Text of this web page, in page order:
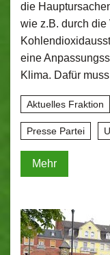
die
wie z.B. durch
eine
Klima. Dafür
Aktuelles Fraktion
Presse Partei
Mehr